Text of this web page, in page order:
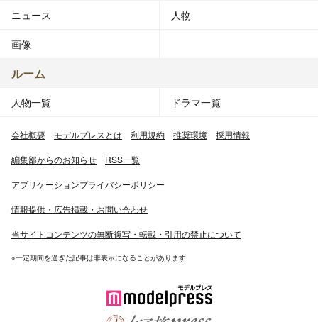
ニュース 人物
画像
ルーム
人物一覧 ドラマ一覧
会社概要 モデルプレスとは 利用規約 推奨環境 採用情報
編集部からのお知らせ RSS一覧
アプリケーションプライバシーポリシー
情報提供・広告掲載・お問い合わせ
当サイトコンテンツの無断複写・転載・引用の禁止について
※一定期間を過ぎた記事は非表示になることがあります